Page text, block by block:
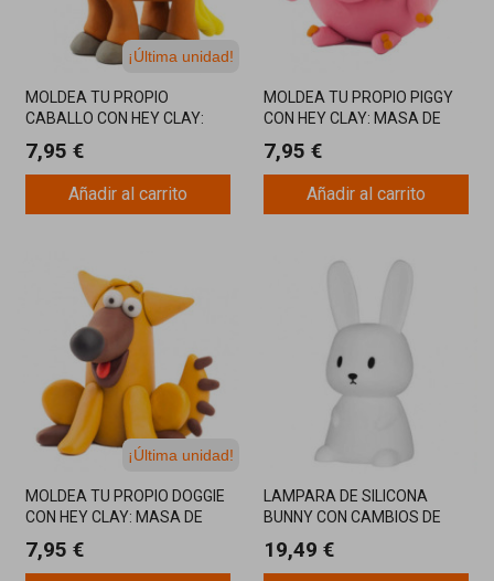
¡Última unidad!
MOLDEA TU PROPIO
CABALLO CON HEY CLAY:
MASA DE MODELADO
7,95 €
Añadir al carrito
MOLDEA TU PROPIO PIGGY
CON HEY CLAY: MASA DE
MODELADO
7,95 €
Añadir al carrito
¡Última unidad!
MOLDEA TU PROPIO DOGGIE
CON HEY CLAY: MASA DE
MODELADO
7,95 €
LAMPARA DE SILICONA
BUNNY CON CAMBIOS DE
COLOR
19,49 €